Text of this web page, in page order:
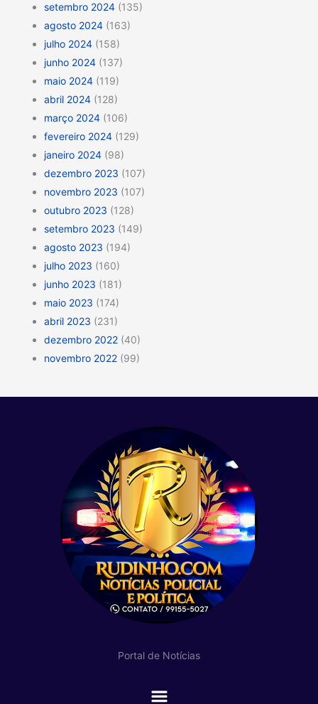
setembro 2024 (135)
agosto 2024 (163)
julho 2024 (158)
junho 2024 (137)
maio 2024 (119)
abril 2024 (128)
março 2024 (106)
fevereiro 2024 (129)
janeiro 2024 (98)
dezembro 2023 (107)
novembro 2023 (107)
outubro 2023 (128)
setembro 2023 (149)
agosto 2023 (194)
julho 2023 (160)
junho 2023 (181)
maio 2023 (174)
abril 2023 (231)
dezembro 2022 (40)
novembro 2022 (99)
Portal de Notícias